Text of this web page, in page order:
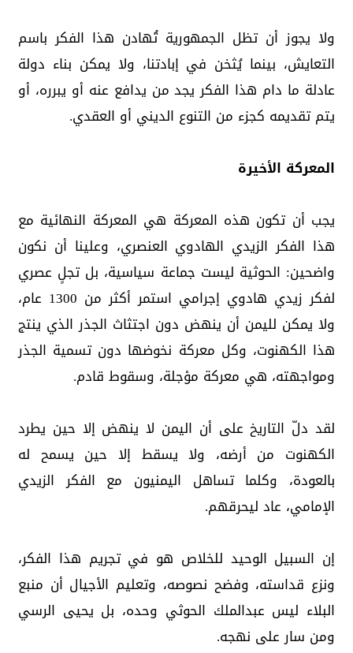
ولا يجوز أن تظل الجمهورية تُهادن هذا الفكر باسم
التعايش، بينما يُثخن في إبادتنا، ولا يمكن بناء دولة
عادلة ما دام هذا الفكر يجد من يدافع عنه أو يبرره، أو
يتم تقديمه كجزء من التنوع الديني أو العقدي.
المعركة الأخيرة
يجب أن تكون هذه المعركة هي المعركة النهائية مع
هذا الفكر الزيدي الهادوي العنصري، وعلينا أن نكون
واضحين: الحوثية ليست جماعة سياسية، بل تجلٍ عصري
لفكر زيدي هادوي إجرامي استمر أكثر من 1300 عام،
ولا يمكن لليمن أن ينهض دون اجتثاث الجذر الذي ينتج
هذا الكهنوت، وكل معركة نخوضها دون تسمية الجذر
ومواجهته، هي معركة مؤجلة، وسقوط قادم.
لقد دلّ التاريخ على أن اليمن لا ينهض إلا حين يطرد
الكهنوت من أرضه، ولا يسقط إلا حين يسمح له
بالعودة، وكلما تساهل اليمنيون مع الفكر الزيدي
الإمامي، عاد ليحرقهم.
إن السبيل الوحيد للخلاص هو في تجريم هذا الفكر،
ونزع قداسته، وفضح نصوصه، وتعليم الأجيال أن منبع
البلاء ليس عبدالملك الحوثي وحده، بل يحيى الرسي
ومن سار على نهجه.